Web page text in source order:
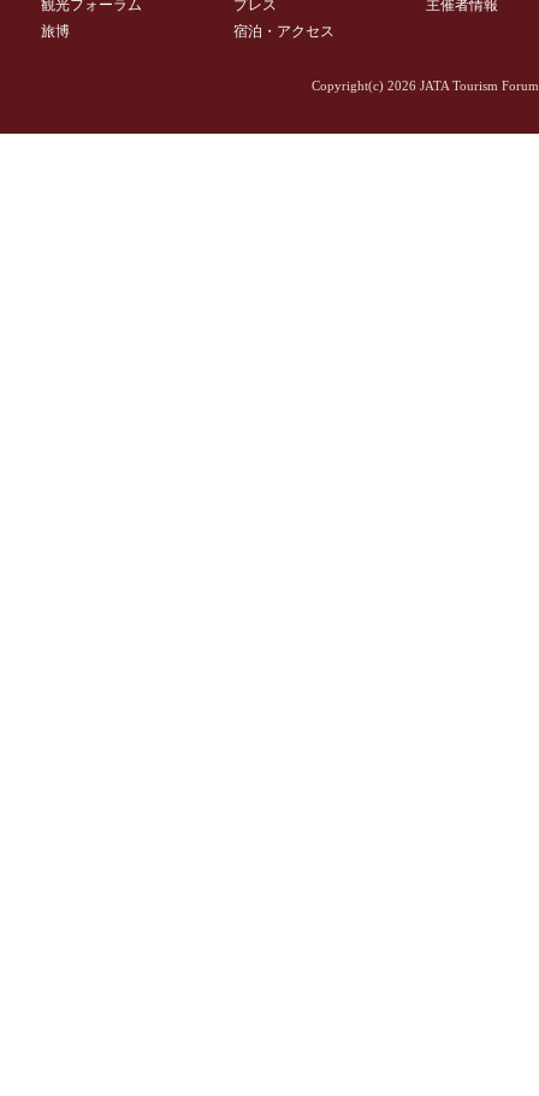
観光フォーラム
旅博
プレス
宿泊・アクセス
主催者情報
Copyright(c) 2026 JATA Tourism